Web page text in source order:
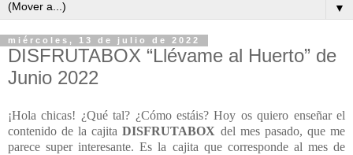
▼
miércoles, 13 de julio de 2022
DISFRUTABOX “Llévame al Huerto” de
Junio 2022
¡Hola chicas! ¿Qué tal? ¿Cómo estáis? Hoy os quiero enseñar el
contenido de la cajitaDISFRUTABOX del mes pasado, que me
parece super interesante. Es la cajita que corresponde al mes de